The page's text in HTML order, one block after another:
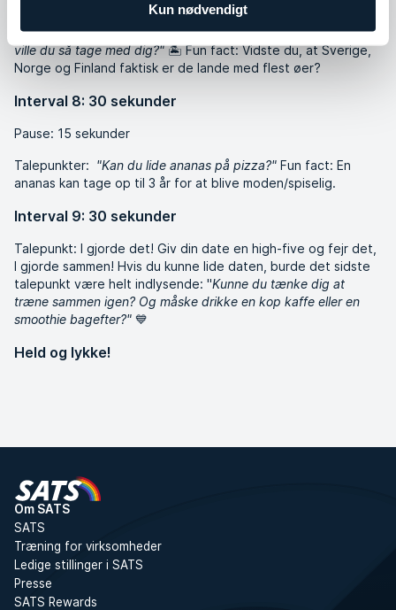
Kun nødvendigt
Talepunkter:"Hvis du var strandet på en øde ø, hvilke 3 ting
ville du så tage med dig?"🏝️ Fun fact: Vidste du, at Sverige,
Norge og Finland faktisk er de lande med flest øer?
Interval 8: 30 sekunder
Pause: 15 sekunder
Talepunkter: "Kan du lide ananas på pizza?" Fun fact: En
ananas kan tage op til 3 år for at blive moden/spiselig.
Interval 9: 30 sekunder
Talepunkt: I gjorde det! Giv din date en high-five og fejr det,
I gjorde sammen! Hvis du kunne lide daten, burde det sidste
talepunkt være helt indlysende: "Kunne du tænke dig at
træne sammen igen? Og måske drikke en kop kaffe eller en
smoothie bagefter?" 💙
Held og lykke!
Om SATS
SATS
Træning for virksomheder
Ledige stillinger i SATS
Presse
SATS Rewards